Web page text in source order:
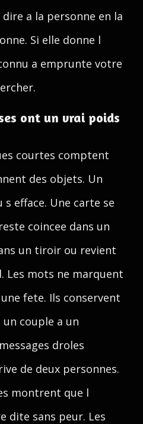
a la personne en la
Si elle donne l
a emprunte votre
ont un vrai poids
courtes comptent
des objets. Un
efface. Une carte se
coincee dans un
un tiroir ou revient
Les mots ne marquent
fete. Ils conservent
couple a un
droles
de deux personnes.
montrent que l
dite sans peur. Les